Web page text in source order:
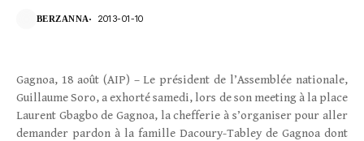
BERZANNA 2013-01-10
Gagnoa, 18 août (AIP) – Le président de l’Assemblée nationale,
Guillaume Soro, a exhorté samedi, lors de son meeting à la place
Laurent Gbagbo de Gagnoa, la chefferie à s’organiser pour aller
demander pardon à la famille Dacoury-Tabley de Gagnoa dont